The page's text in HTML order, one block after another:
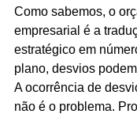
Como sabemos, o
empresarial é a
estratégico em
plano, desvios
A ocorrência de
não é o problema.